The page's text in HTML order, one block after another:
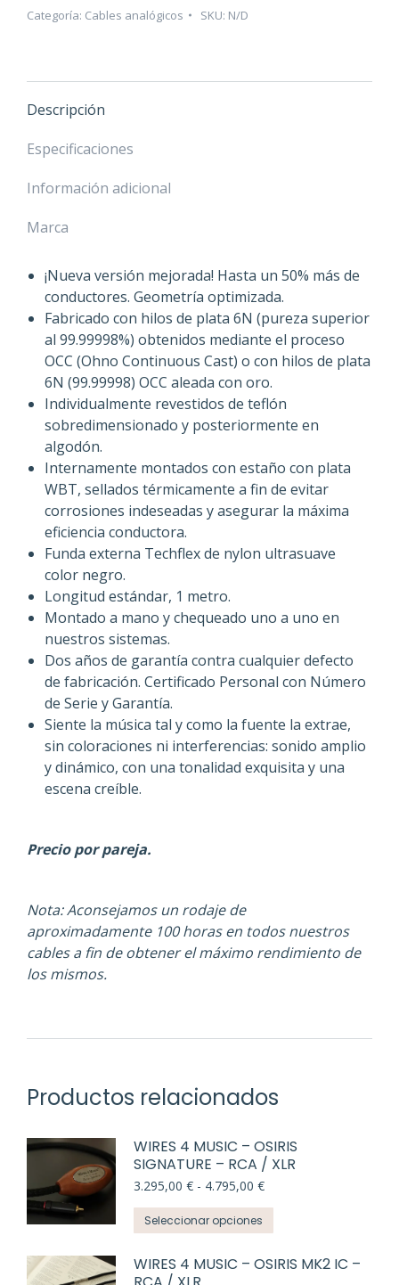
-
/
XLR
cantidad
Categoría: Cables analógicos SKU: N/D
Descripción
Especificaciones
Información adicional
Marca
¡Nueva versión mejorada! Hasta un 50% más de
conductores. Geometría optimizada.
Fabricado con hilos de plata 6N (pureza superior
al 99.99998%) obtenidos mediante el proceso
OCC (Ohno Continuous Cast) o con hilos de plata
6N (99.99998) OCC aleada con oro.
Individualmente revestidos de teflón
sobredimensionado y posteriormente en
algodón.
Internamente montados con estaño con plata
WBT, sellados térmicamente a fin de evitar
corrosiones indeseadas y asegurar la máxima
eficiencia conductora.
Funda externa Techflex de nylon ultrasuave
color negro.
Longitud estándar, 1 metro.
Montado a mano y chequeado uno a uno en
nuestros sistemas.
Dos años de garantía contra cualquier defecto
de fabricación. Certificado Personal con Número
de Serie y Garantía.
Siente la música tal y como la fuente la extrae,
sin coloraciones ni interferencias: sonido amplio
y dinámico, con una tonalidad exquisita y una
escena creíble.
Precio por pareja.
Nota: Aconsejamos un rodaje de
aproximadamente 100 horas en todos nuestros
cables a fin de obtener el máximo rendimiento de
los mismos.
Productos relacionados
WIRES 4 MUSIC – OSIRIS
SIGNATURE – RCA / XLR
3.295,00 € - 4.795,00 €Rango
desde
hasta
Seleccionar opciones
producto
tiene
WIRES 4 MUSIC – OSIRIS MK2 IC –